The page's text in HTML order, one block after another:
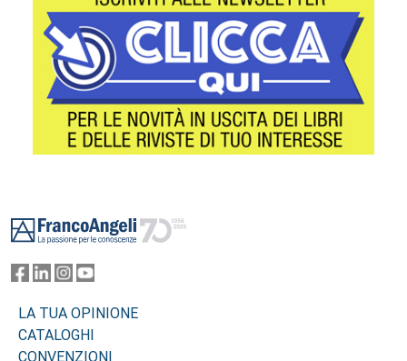
LA TUA OPINIONE
CATALOGHI
CONVENZIONI